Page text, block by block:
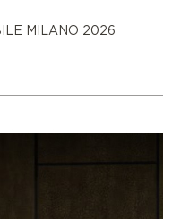
MILANO 2026